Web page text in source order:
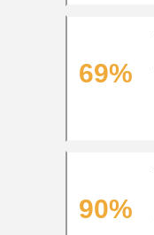
69%
90%